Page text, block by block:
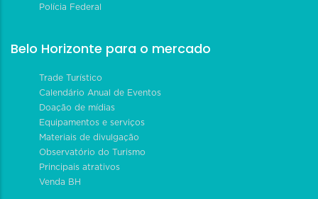
Polícia Federal
Belo Horizonte para o mercado
Trade Turístico
Calendário Anual de Eventos
Doação de mídias
Equipamentos e serviços
Materiais de divulgação
Observatório do Turismo
Principais atrativos
Venda BH